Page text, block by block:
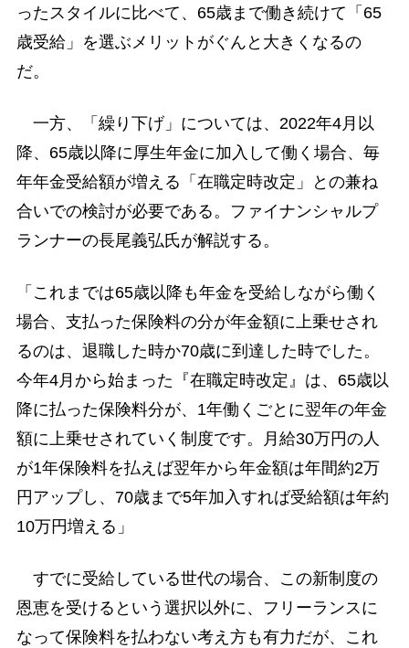
ったスタイルに比べて、65歳まで働き続けて「65
歳受給」を選ぶメリットがぐんと大きくなるの
だ。
一方、「繰り下げ」については、2022年4月以
降、65歳以降に厚生年金に加入して働く場合、毎
年年金受給額が増える「在職定時改定」との兼ね
合いでの検討が必要である。ファイナンシャルプ
ランナーの長尾義弘氏が解説する。
「これまでは65歳以降も年金を受給しながら働く
場合、支払った保険料の分が年金額に上乗せされ
るのは、退職した時か70歳に到達した時でした。
今年4月から始まった『在職定時改定』は、65歳以
降に払った保険料分が、1年働くごとに翌年の年金
額に上乗せされていく制度です。月給30万円の人
が1年保険料を払えば翌年から年金額は年間約2万
円アップし、70歳まで5年加入すれば受給額は年約
10万円増える」
すでに受給している世代の場合、この新制度の
恩恵を受けるという選択以外に、フリーランスに
なって保険料を払わない考え方も有力だが、これ